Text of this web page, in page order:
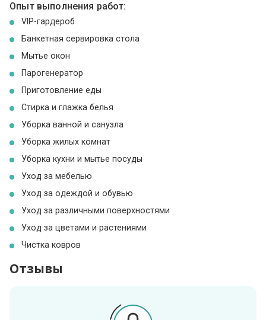
Опыт выполнения работ:
VIP-гардероб
Банкетная сервировка стола
Мытье окон
Парогенератор
Приготовление еды
Стирка и глажка белья
Уборка ванной и санузла
Уборка жилых комнат
Уборка кухни и мытье посуды
Уход за мебелью
Уход за одеждой и обувью
Уход за различными поверхностями
Уход за цветами и растениями
Чистка ковров
Отзывы